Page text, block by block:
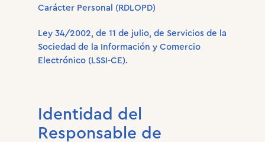
Carácter Personal (RDLOPD)
Ley 34/2002, de 11 de julio, de Servicios de la
Sociedad de la Información y Comercio
Electrónico (LSSI-CE).
Identidad del
Responsable de